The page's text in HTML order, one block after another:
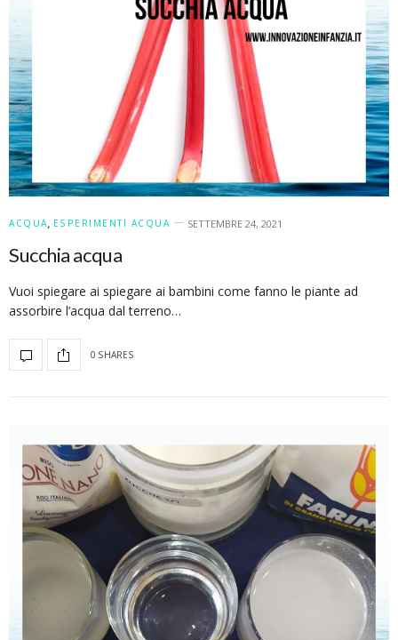
ACQUA, ESPERIMENTI ACQUA SETTEMBRE 24, 2021
Succhia acqua
Vuoi spiegare ai spiegare ai bambini come fanno le piante ad
assorbire l’acqua dal terreno…
0 SHARES